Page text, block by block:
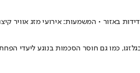
כמו גם חוסר הסכמות בנוגע ליעדי